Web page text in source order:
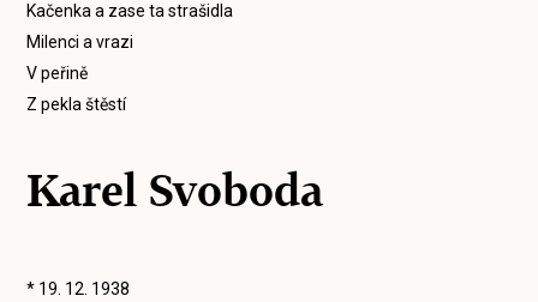
Kačenka a zase ta strašidla
Milenci a vrazi
V peřině
Z pekla štěstí
Karel Svoboda
* 19. 12. 1938